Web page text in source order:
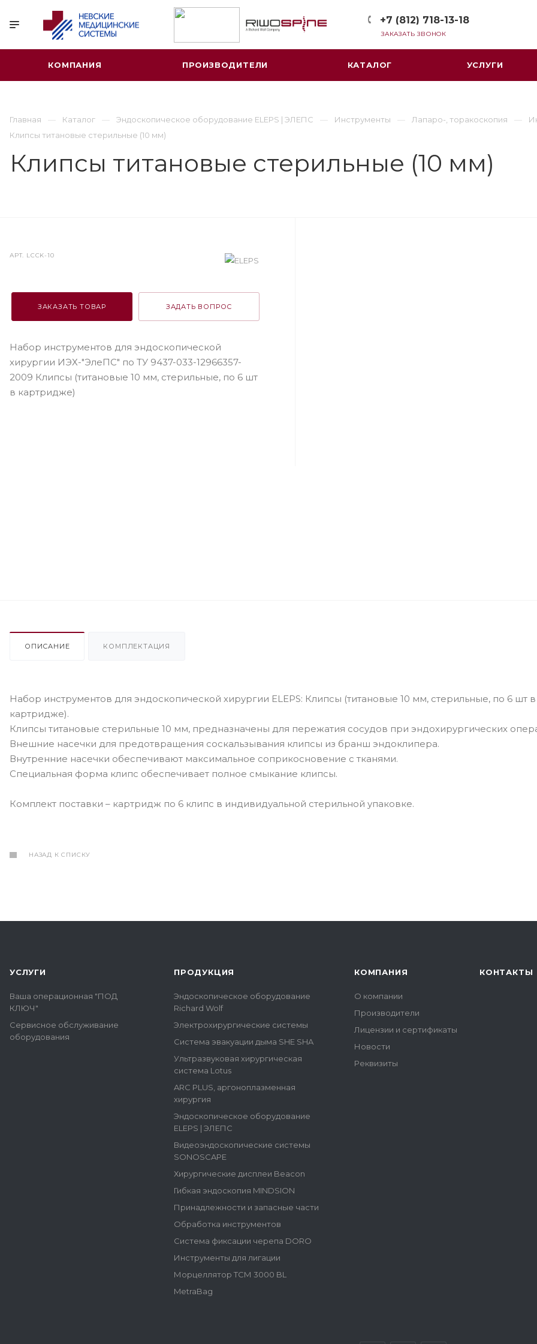
+7 (812) 718-13-18
ЗАКАЗАТЬ ЗВОНОК
КОМПАНИЯ ПРОИЗВОДИТЕЛИ КАТАЛОГ УСЛУГИ
Главная Каталог Эндоскопическое оборудование ELEPS | ЭЛЕПС Инструменты Лапаро-, торакоскопия
Клипсы титановые стерильные (10 мм)
Клипсы титановые стерильные (10 мм)
АРТ. LCCK-10
ЗАКАЗАТЬ ТОВАР ЗАДАТЬ ВОПРОС
Набор инструментов для эндоскопической
хирургии ИЭХ-"ЭлеПС" по ТУ 9437-033-12966357-
2009 Клипсы (титановые 10 мм, стерильные, по 6 шт
в картридже)
ОПИСАНИЕ КОМПЛЕКТАЦИЯ
Набор инструментов для эндоскопической хирургии ELEPS: Клипсы (титановые 10 мм, стерильные, по 6 шт в
картридже).
Клипсы титановые стерильные 10 мм, предназначены для пережатия сосудов при эндохирургических
Внешние насечки для предотвращения соскальзывания клипсы из бранш эндоклипера.
Внутренние насечки обеспечивают максимальное соприкосновение с тканями.
Специальная форма клипс обеспечивает полное смыкание клипсы.
Комплект поставки – картридж по 6 клипс в индивидуальной стерильной упаковке.
НАЗАД К СПИСКУ
УСЛУГИ
Ваша операционная "ПОД
КЛЮЧ"
Сервисное обслуживание
оборудования
ПРОДУКЦИЯ
Эндоскопическое оборудование
Richard Wolf
Электрохирургические системы
Система эвакуации дыма SHE SHA
Ультразвуковая хирургическая
система Lotus
ARC PLUS, аргоноплазменная
хирургия
Эндоскопическое оборудование
ELEPS | ЭЛЕПС
Видеоэндоскопические системы
SONOSCAPE
Хирургические дисплеи Beacon
Гибкая эндоскопия MINDSION
Принадлежности и запасные части
Обработка инструментов
Система фиксации черепа DORO
Инструменты для лигации
Морцеллятор ТСМ 3000 BL
MetraBag
КОМПАНИЯ
О компании
Производители
Лицензии и сертификаты
Новости
Реквизиты
КОНТАКТЫ